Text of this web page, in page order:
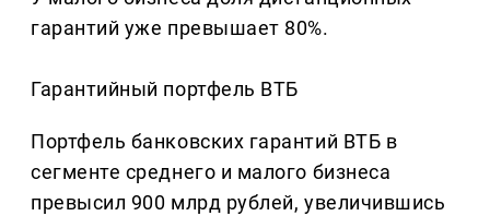
гарантий уже превышает 80%.
Гарантийный портфель ВТБ
Портфель банковских гарантий ВТБ в
сегменте среднего и малого бизнеса
превысил 900 млрд рублей, увеличившись